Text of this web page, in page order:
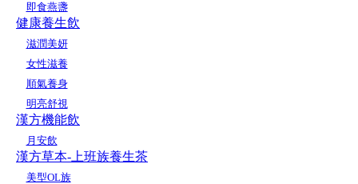
即食燕盞
健康養生飲
滋潤美妍
女性滋養
順氣養身
明亮舒視
漢方機能飲
月安飲
漢方草本-上班族養生茶
美型OL族